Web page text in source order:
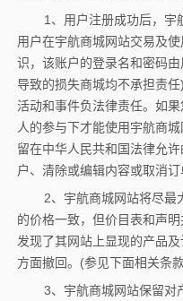
1、用户注册成功后，宇
用户在宇航商城网站交易及
识，该账户的登录名和密码
导致的损失商城均不承担责
活动和事件负法律责任。如
人的参与下才能使用宇航商
留在中华人民共和国法律允
户、清除或编辑内容或取消订
2、宇航商城网站将尽最
的价格一致，但价目表和声
发现了其网站上显现的产品
方面撤回。(参见下面相关条款
3、宇航商城网站保留对